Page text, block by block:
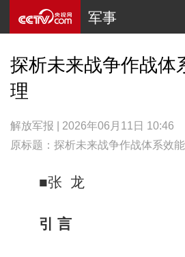
军事
探析未来战争作战体
理
解放军报 | 2026年06月11日 10:46
原标题：探析未来战争作战体系效
■张 龙
引 言